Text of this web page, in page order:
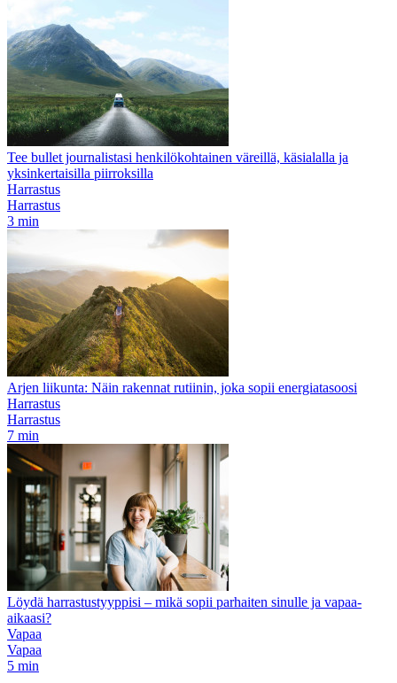
Tee bullet journalistasi henkilökohtainen väreillä, käsialalla ja
yksinkertaisilla piirroksilla
Harrastus
Harrastus
3 min
Arjen liikunta: Näin rakennat rutiinin, joka sopii energiatasoosi
Harrastus
Harrastus
7 min
Löydä harrastustyyppisi – mikä sopii parhaiten sinulle ja vapaa-
aikaasi?
Vapaa
Vapaa
5 min